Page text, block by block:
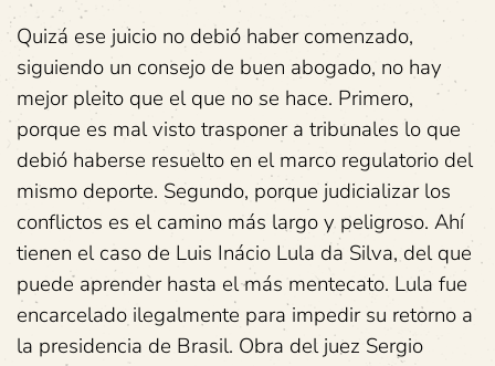
Quizá ese juicio no debió haber comenzado,
siguiendo un consejo de buen abogado, no hay
mejor pleito que el que no se hace. Primero,
porque es mal visto trasponer a tribunales lo que
debió haberse resuelto en el marco regulatorio del
mismo deporte. Segundo, porque judicializar los
conflictos es el camino más largo y peligroso. Ahí
tienen el caso de Luis Inácio Lula da Silva, del que
puede aprender hasta el más mentecato. Lula fue
encarcelado ilegalmente para impedir su retorno a
la presidencia de Brasil. Obra del juez Sergio